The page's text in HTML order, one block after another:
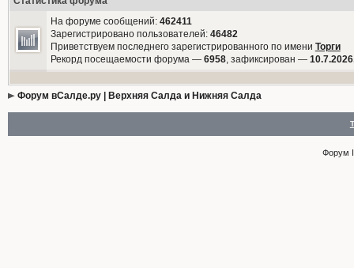
На форуме сообщений: 462411
Зарегистрировано пользователей: 46482
Приветствуем последнего зарегистрированного по имени Торги
Рекорд посещаемости форума — 6958, зафиксирован —
Форум вСалде.ру | Верхняя Салда и Нижняя Салда
Форум